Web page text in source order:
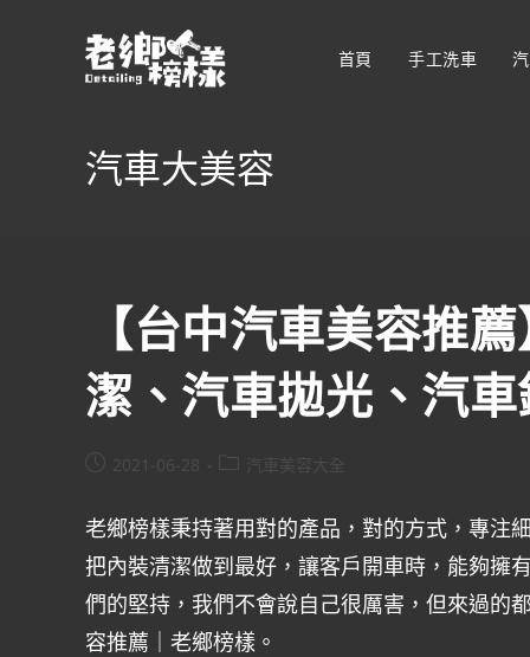
首頁 手工洗車
汽車大美容
【台中汽車美容推
潔、汽車拋光、汽
汽車美容大全
老鄉榜樣秉持著用對的產品，對的方式，專注
把內裝清潔做到最好，讓客戶開車時，能夠擁
們的堅持，我們不會說自己很厲害，但來過的
容推薦｜老鄉榜樣。